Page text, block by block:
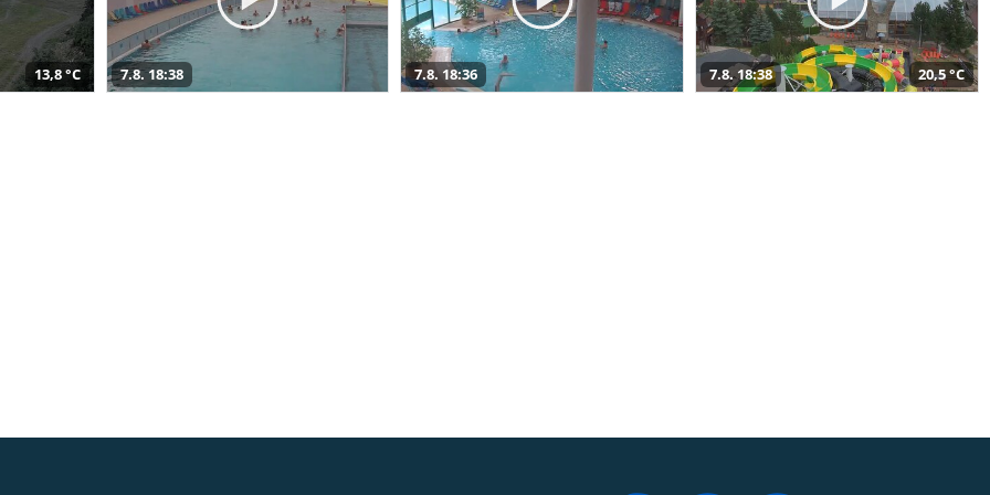
13,8 °C 7.8. 18:38 7.8. 18:36 7.8. 18:38 20,5 °C